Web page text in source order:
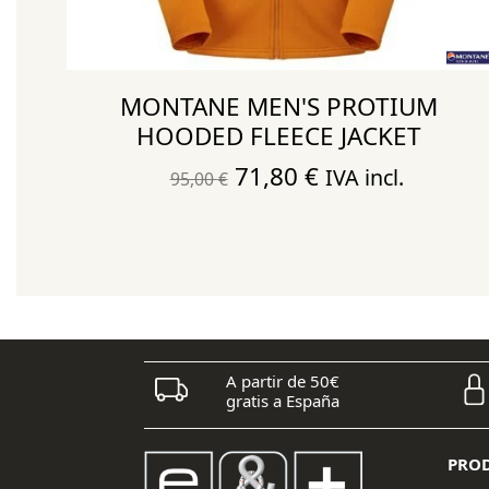
MONTANE MEN'S PROTIUM
HOODED FLEECE JACKET
95,00€ El
71,80 €El
IVA incl.
A partir de 50€
gratis a España